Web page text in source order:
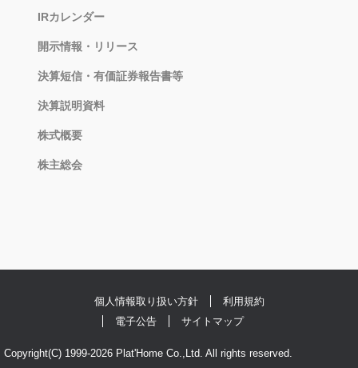
IRカレンダー
開示情報・リリース
決算短信・有価証券報告書等
決算説明資料
株式概要
株主総会
Copyright(C) 1999-2026 Plat'Home Co.,Ltd. All rights reserved.
個人情報取り扱い方針
利用規約
電子公告
サイトマップ